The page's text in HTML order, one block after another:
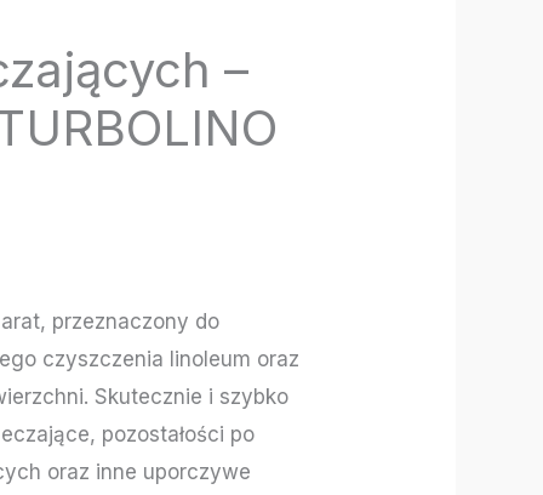
–
przeznaczony do
czyszczenia linoleum oraz
Skutecznie i szybko
pozostałości po
oraz inne uporczywe